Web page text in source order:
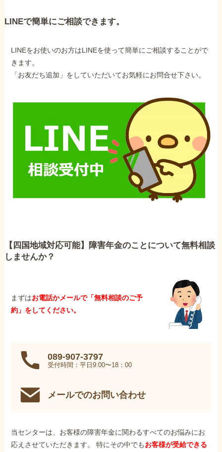
LINEで簡単にご相談できます。
LINEをお使いのお方はLINEを使って簡単にご相談することがで
きます。
「お友だち追加」をしていただいてお気軽にお問合せ下さい。
【四国地域対応可能】障害年金のことについて無料相談
しませんか？
まずはお電話かメールで「無料相談のご予
約」をしてください。
089-907-3797
受付時間：平日9:00〜18：00
メールでのお問い合わせ
当センターは、お客様の障害年金に関わるすべてのお悩みにお
応えさせていただきます。 特にその中でもお客様が受給できる